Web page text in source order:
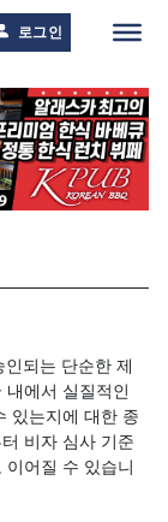
로그인
되는 단순한 제
에서 실질적인
있는지에 대한 종
비자 심사 기준
어질 수 있습니